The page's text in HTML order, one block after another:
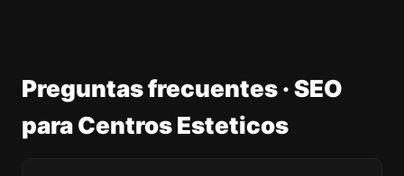
Preguntas frecuentes · SEO
para Centros Esteticos